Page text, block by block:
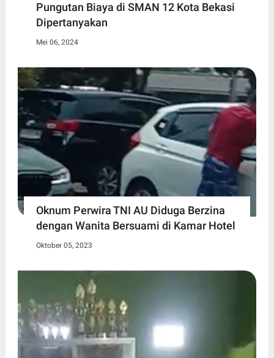
Pungutan Biaya di SMAN 12 Kota Bekasi
Dipertanyakan
Mei 06, 2024
Oknum Perwira TNI AU Diduga Berzina
dengan Wanita Bersuami di Kamar Hotel
Oktober 05, 2023